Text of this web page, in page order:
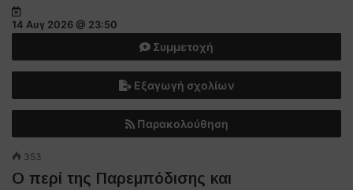
14 Αυγ 2026 @ 23:50
Συμμετοχή
Εξαγωγή σχολίων
Παρακολούθηση
353
Ο περί της Παρεμπόδισης και